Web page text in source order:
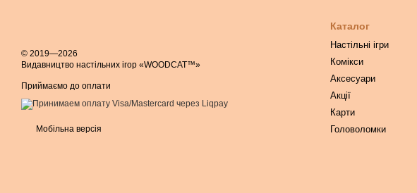
© 2019—2026
Видавництво настільних ігор «WOODCAT™»
Приймаємо до оплати
Мобільна версія
Каталог
Настільні ігри
Комікси
Аксесуари
Акції
Карти
Головоломки